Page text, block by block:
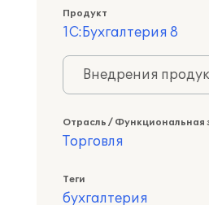
Продукт
1С:Бухгалтерия 8
Внедрения
Отрасль / Функциональная
Торговля
Теги
бухгалтерия